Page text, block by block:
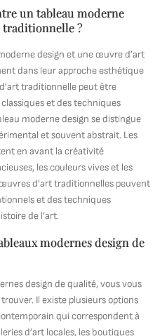
un tableau moderne
traditionnelle ?
design et une œuvre d’art
dans leur approche esthétique
traditionnelle peut être
et des techniques
moderne design se distingue
et souvent abstrait. Les
en avant la créativité
les couleurs vives et les
d’art traditionnelles peuvent
et des techniques
de l’art.
modernes design de
design de qualité, vous vous
Il existe plusieurs options
qui correspondent à
d’art locales, les boutiques